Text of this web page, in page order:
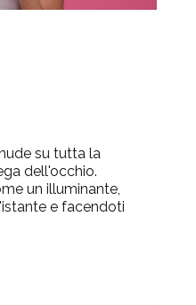
su tutta la
dell'occhio.
un illuminante,
e facendoti